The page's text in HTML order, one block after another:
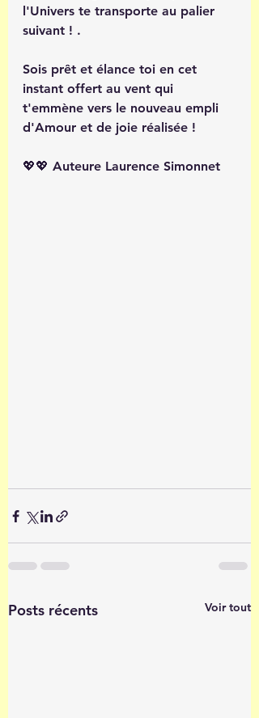
l'Univers te transporte au palier
suivant ! .
Sois prêt et élance toi en cet
instant offert au vent qui
t'emmène vers le nouveau empli
d'Amour et de joie réalisée !
💖💖 Auteure Laurence Simonnet
Posts récents Voir tout